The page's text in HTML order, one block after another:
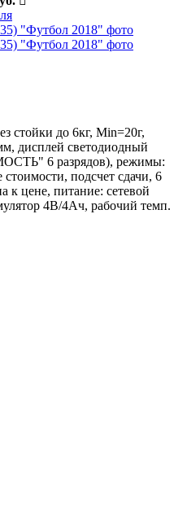
стойки до 6кг, Min=20г,
дисплей светодиодный
6 разрядов), режимы:
подсчет сдачи, 6
к цене, питание: сетевой
4В/4Ач, рабочий темп.